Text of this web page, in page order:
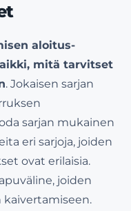
aloitus-
mitä tarvitset
. Jokaisen sarjan
sarjan mukainen
eri sarjoja, joiden
ovat erilaisia.
joiden